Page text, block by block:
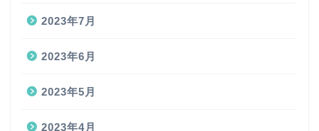
2023年7月
2023年6月
2023年5月
2023年4月